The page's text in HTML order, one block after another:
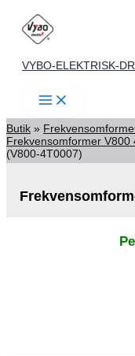
indholdet
VYBO-ELEKTRISK-
Butik »
Frekvensomformer V800
(V800-4T0007)
4T0007)
antal